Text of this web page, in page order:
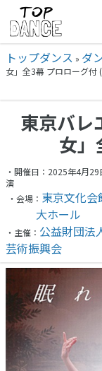
トップダンス » ダ
女」全3幕 プロローグ付
東京バレ
女」
・開催日：2025年4月
演
・会場： 東京文化会
大ホール
・主催： 公益財団法
芸術振興会